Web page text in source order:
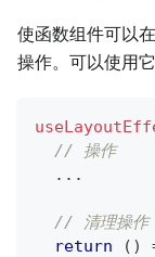
使函数组件可以
操作。可以使用
// 操作
...
// 清理操作
return
( )